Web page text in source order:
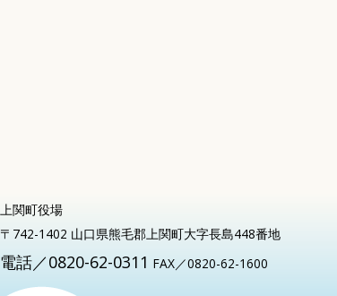
上関町役場
〒742-1402 山口県熊毛郡上関町大字長島448番地
電話／0820-62-0311 FAX／0820-62-1600